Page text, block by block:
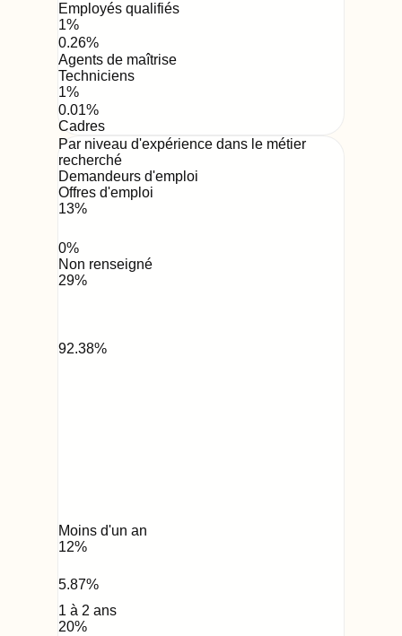
Employés qualifiés
1%
0.26%
Agents de maîtrise
Techniciens
1%
0.01%
Cadres
Par niveau d'expérience dans le métier
recherché
Demandeurs d'emploi
Offres d'emploi
13%
0%
Non renseigné
29%
92.38%
Moins d'un an
12%
5.87%
1 à 2 ans
20%